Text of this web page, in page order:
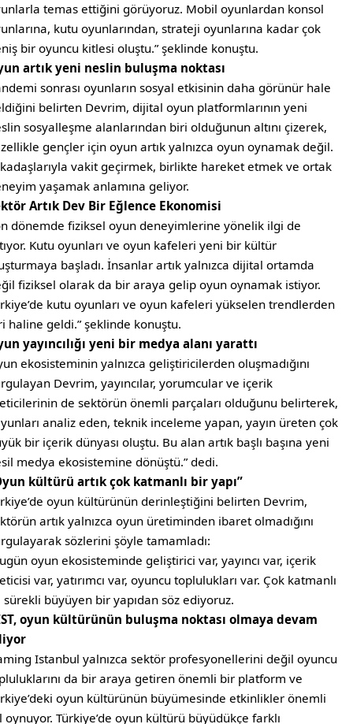
temas ettiğini görüyoruz. Mobil oyunlardan konsol
kutu oyunlarından, strateji oyunlarına kadar çok
bir oyuncu kitlesi oluştu.” şeklinde konuştu.
artık yeni neslin buluşma noktası
sonrası oyunların sosyal etkisinin daha görünür hale
belirten Devrim, dijital oyun platformlarının yeni
sosyalleşme alanlarından biri olduğunun altını çizerek,
gençler için oyun artık yalnızca oyun oynamak değil.
vakit geçirmek, birlikte hareket etmek ve ortak
yaşamak anlamına geliyor.
Artık Dev Bir Eğlence Ekonomisi
dönemde fiziksel oyun deneyimlerine yönelik ilgi de
Kutu oyunları ve oyun kafeleri yeni bir kültür
başladı. İnsanlar artık yalnızca dijital ortamda
fiziksel olarak da bir araya gelip oyun oynamak istiyor.
kutu oyunları ve oyun kafeleri yükselen trendlerden
haline geldi.” şeklinde konuştu.
yayıncılığı yeni bir medya alanı yarattı
ekosisteminin yalnızca geliştiricilerden oluşmadığını
Devrim, yayıncılar, yorumcular ve içerik
de sektörün önemli parçaları olduğunu belirterek,
analiz eden, teknik inceleme yapan, yayın üreten çok
bir içerik dünyası oluştu. Bu alan artık başlı başına yeni
medya ekosistemine dönüştü.” dedi.
kültürü artık çok katmanlı bir yapı”
oyun kültürünün derinleştiğini belirten Devrim,
artık yalnızca oyun üretiminden ibaret olmadığını
sözlerini şöyle tamamladı:
oyun ekosisteminde geliştirici var, yayıncı var, içerik
var, yatırımcı var, oyuncu toplulukları var. Çok katmanlı
sürekli büyüyen bir yapıdan söz ediyoruz.
oyun kültürünün buluşma noktası olmaya devam
Istanbul yalnızca sektör profesyonellerini değil oyuncu
da bir araya getiren önemli bir platform ve
oyun kültürünün büyümesinde etkinlikler önemli
oynuyor. Türkiye’de oyun kültürü büyüdükçe farklı